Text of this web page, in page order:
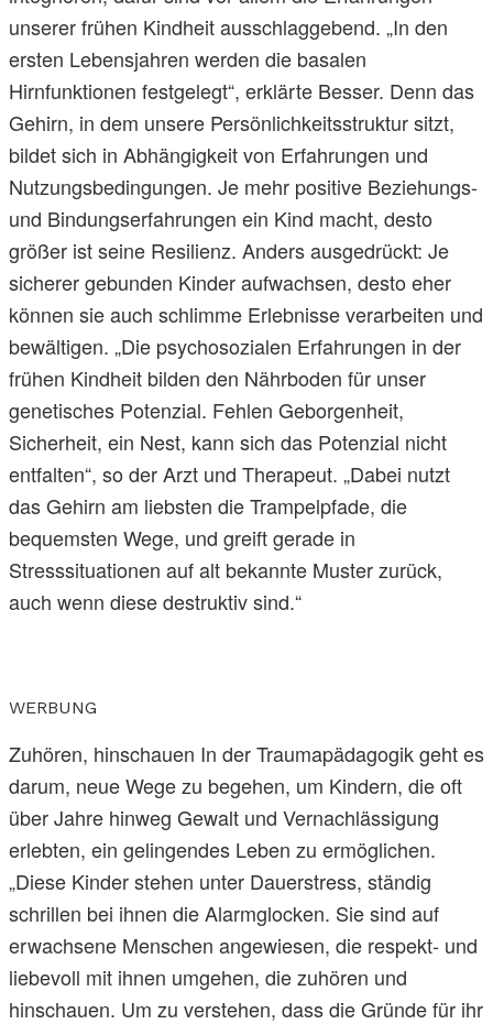
unserer frühen Kindheit ausschlaggebend. „In den
ersten Lebensjahren werden die basalen
Hirnfunktionen festgelegt“, erklärte Besser. Denn das
Gehirn, in dem unsere Persönlichkeitsstruktur sitzt,
bildet sich in Abhängigkeit von Erfahrungen und
Nutzungsbedingungen. Je mehr positive Beziehungs-
und Bindungserfahrungen ein Kind macht, desto
größer ist seine Resilienz. Anders ausgedrückt: Je
sicherer gebunden Kinder aufwachsen, desto eher
können sie auch schlimme Erlebnisse verarbeiten und
bewältigen. „Die psychosozialen Erfahrungen in der
frühen Kindheit bilden den Nährboden für unser
genetisches Potenzial. Fehlen Geborgenheit,
Sicherheit, ein Nest, kann sich das Potenzial nicht
entfalten“, so der Arzt und Therapeut. „Dabei nutzt
das Gehirn am liebsten die Trampelpfade, die
bequemsten Wege, und greift gerade in
Stresssituationen auf alt bekannte Muster zurück,
auch wenn diese destruktiv sind.“
WERBUNG
Zuhören, hinschauen In der Traumapädagogik geht es
darum, neue Wege zu begehen, um Kindern, die oft
über Jahre hinweg Gewalt und Vernachlässigung
erlebten, ein gelingendes Leben zu ermöglichen.
„Diese Kinder stehen unter Dauerstress, ständig
schrillen bei ihnen die Alarmglocken. Sie sind auf
erwachsene Menschen angewiesen, die respekt- und
liebevoll mit ihnen umgehen, die zuhören und
hinschauen. Um zu verstehen, dass die Gründe für ihr